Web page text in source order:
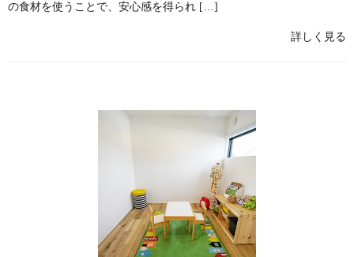
の食材を使うことで、安心感を得られ […]
詳しく見る